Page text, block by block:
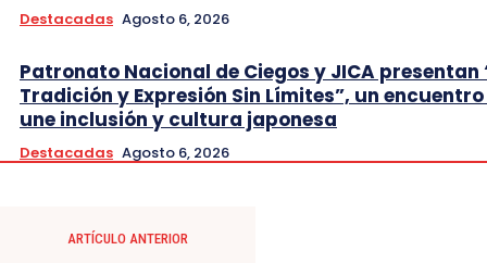
Destacadas Agosto 6, 2026
Patronato Nacional de Ciegos y JICA presentan
Tradición y Expresión Sin Límites”, un
une inclusión y cultura japonesa
Destacadas Agosto 6, 2026
ARTÍCULO ANTERIOR